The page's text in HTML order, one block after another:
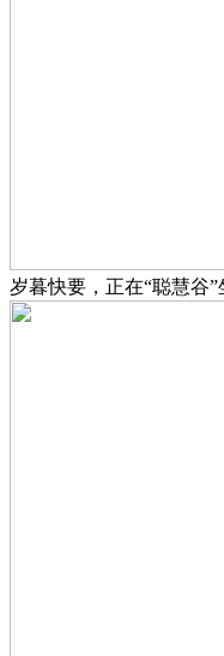
岁暮快要，正在“聪慧谷